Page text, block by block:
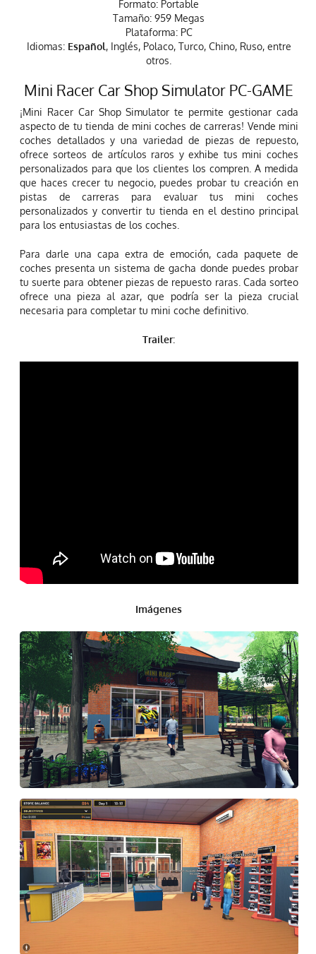
Formato: Portable
Tamaño: 959 Megas
Plataforma: PC
Idiomas: Español, Inglés, Polaco, Turco, Chino, Ruso, entre
otros.
Mini Racer Car Shop Simulator PC-GAME
¡Mini Racer Car Shop Simulator te permite gestionar cada
aspecto de tu tienda de mini coches de carreras! Vende mini
coches detallados y una variedad de piezas de repuesto,
ofrece sorteos de artículos raros y exhibe tus mini coches
personalizados para que los clientes los compren. A medida
que haces crecer tu negocio, puedes probar tu creación en
pistas de carreras para evaluar tus mini coches
personalizados y convertir tu tienda en el destino principal
para los entusiastas de los coches.
Para darle una capa extra de emoción, cada paquete de
coches presenta un sistema de gacha donde puedes probar
tu suerte para obtener piezas de repuesto raras. Cada sorteo
ofrece una pieza al azar, que podría ser la pieza crucial
necesaria para completar tu mini coche definitivo.
Trailer:
Imágenes